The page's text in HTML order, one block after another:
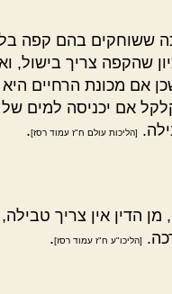
ששוחקים בהם קפה
שהקפה צריך בישול,
אם מכונת הרחיים
אם יכניסה למים של
[הליכות עולם ח"ז עמוד רסז].
מן הדין אין צריך
[הליכו"ע ח"ז עמוד רסז].